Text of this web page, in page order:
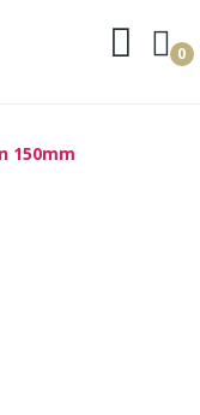
0
150mm